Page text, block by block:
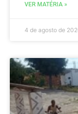
VER MATÉRIA »
4 de agosto de